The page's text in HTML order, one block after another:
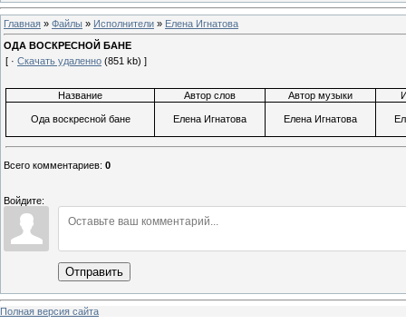
Главная » Файлы » Исполнители » Елена Игнатова
ОДА ВОСКРЕСНОЙ БАНЕ
[ · Скачать удаленно (851 kb) ]
Название Автор слов Автор музыки
Ода воскресной бане Елена Игнатова Елена Игнатова
Всего комментариев: 0
Войдите:
Отправить
Полная версия сайта